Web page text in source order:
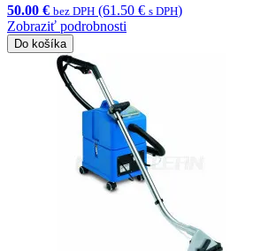
50.00 € bez DPH (61.50 € s DPH)
Zobraziť podrobnosti
Do košíka